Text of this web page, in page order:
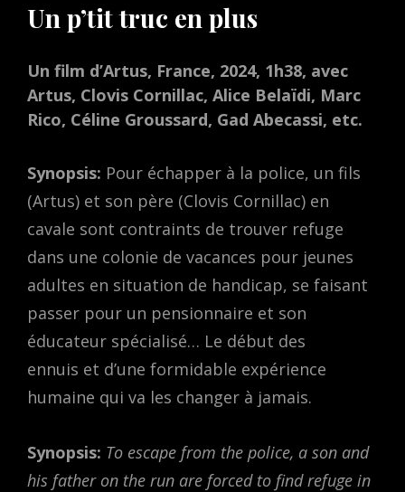
Un p’tit truc en plus
Un film d’Artus, France, 2024, 1h38, avec
Artus, Clovis Cornillac, Alice Belaïdi, Marc
Rico, Céline Groussard, Gad Abecassi, etc.
Synopsis: Pour échapper à la police, un fils
(Artus) et son père (Clovis Cornillac) en
cavale sont contraints de trouver refuge
dans une colonie de vacances pour jeunes
adultes en situation de handicap, se faisant
passer pour un pensionnaire et son
éducateur spécialisé… Le début des
ennuis et d’une formidable expérience
humaine qui va les changer à jamais.
Synopsis: To escape from the police, a son and
his father on the run are forced to find refuge in